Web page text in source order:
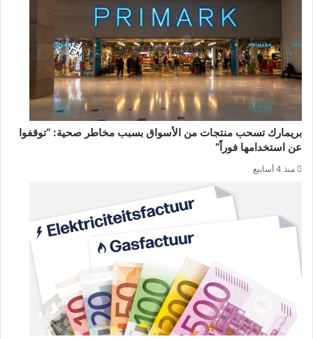
بريمارك تسحب منتجات من الأسواق بسبب مخاطر صحية: “توقفوا
عن استخدامها فوراً”
منذ 4 أسابيع